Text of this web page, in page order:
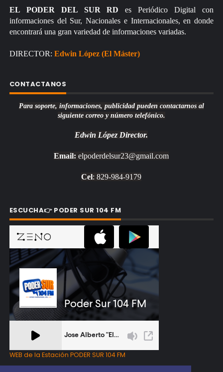
EL PODER DEL SUR RD es Periódico Digital con
informaciones del Sur, Nacionales e Internacionales, en donde
encontrará una gran variedad de informaciones variadas.
DIRECTOR: Edwin López (El Máster)
CONTACTANOS
Para soporte, informaciones, publicidad pueden contactarnos al
siguiente correo y número telefónico.
Edwin López Director.
Email: elpoderdelsur23@gmail.com
Cel: 829-984-9179
ESCUCHA👉 PODER SUR 104 FM
WEB de la Estación PODER SUR 104 FM